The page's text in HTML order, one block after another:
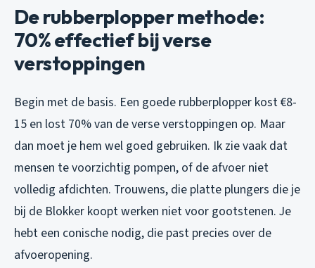
De rubberplopper methode:
70% effectief bij verse
verstoppingen
Begin met de basis. Een goede rubberplopper kost €8-
15 en lost 70% van de verse verstoppingen op. Maar
dan moet je hem wel goed gebruiken. Ik zie vaak dat
mensen te voorzichtig pompen, of de afvoer niet
volledig afdichten. Trouwens, die platte plungers die je
bij de Blokker koopt werken niet voor gootstenen. Je
hebt een conische nodig, die past precies over de
afvoeropening.